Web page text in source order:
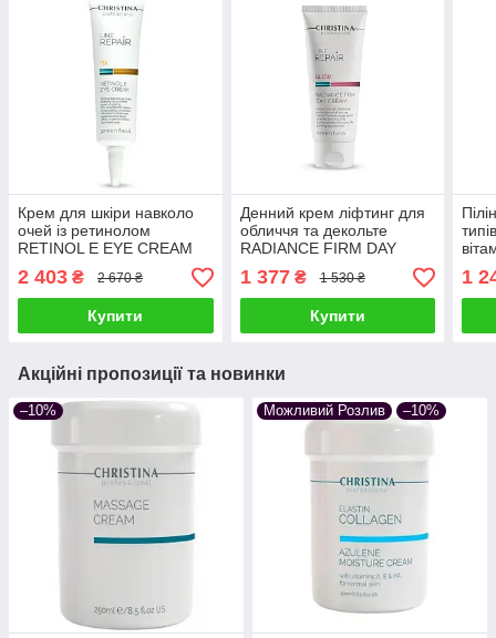
Крем для шкіри навколо
очей із ретинолом
RETINOL E EYE CREAM
CHRISTINA 30 мл
відновлюючий
2 403 ₴ 2 670 ₴
Купити
Денний крем ліфтинг для
обличчя та декольте
RADIANCE FIRM DAY
GLOW CHRISTINA «Сяйво
та пружність» 60 мл
1 377₴ 1 530 ₴
Купити
E
мл
1
Акційні пропозиції та новинки
–10% Можливий Розлив –10%